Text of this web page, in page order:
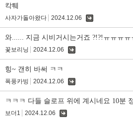
칵퉤
사자가돌아왔다 2024.12.06
와...... 지금 시비거시는거죠 ?!?!ㅠㅠㅠ
꽃보리닝 2024.12.06
힝~ 갠히 바써 ㅋㅋ
폭풍카빙 2024.12.06
ㅋㅋㅋ 다들 슬로프 위에 계시네요 10분
보더1 2024.12.06